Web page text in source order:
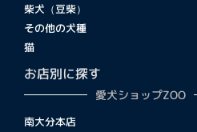
柴犬（豆柴）
その他の犬種
猫
お店別に探す
愛犬ショップZOO
南大分本店